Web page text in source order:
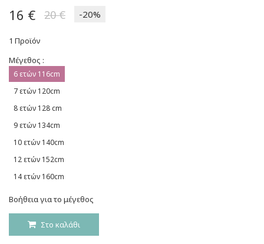
16 € 20 € -20%
1 Προϊόν
Μέγεθος :
6 ετών 116cm
7 ετών 120cm
8 ετών 128 cm
9 ετών 134cm
10 ετών 140cm
12 ετών 152cm
14 ετών 160cm
Βοήθεια για το μέγεθος
Στο καλάθι